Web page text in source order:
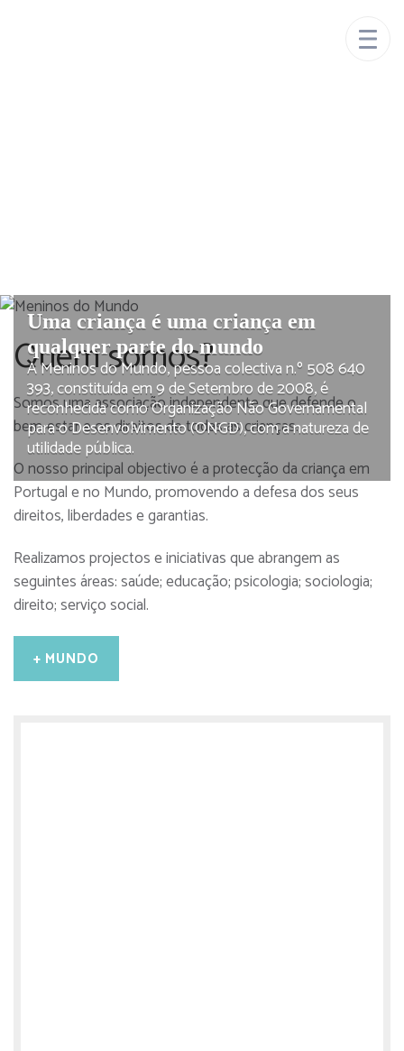
Uma criança é uma criança em
qualquer parte do mundo
A Meninos do Mundo, pessoa colectiva n.º 508 640
393, constituída em 9 de Setembro de 2008, é
reconhecida como Organização Não Governamental
para o Desenvolvimento (ONGD), com a natureza de
utilidade pública.
Quem somos?
Somos uma associação independente que defende o
bem-estar e os direitos de todas as crianças.
O nosso principal objectivo é a protecção da criança em
Portugal e no Mundo, promovendo a defesa dos seus
direitos, liberdades e garantias.
Realizamos projectos e iniciativas que abrangem as
seguintes áreas: saúde; educação; psicologia; sociologia;
direito; serviço social.
+ MUNDO